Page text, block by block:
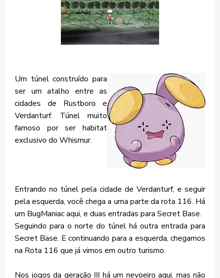
Um túnel construído para
ser um atalho entre as
cidades de Rustboro e
Verdanturf. Túnel muito
famoso por ser habitat
exclusivo do Whismur.
Entrando no túnel pela cidade de Verdanturf, e seguir
pela esquerda, você chega a uma parte da rota 116. Há
um BugManiac aqui, e duas entradas para Secret Base.
Seguindo para o norte do túnel há outra entrada para
Secret Base. E continuando para a esquerda, chegamos
na Rota 116 que já vimos em outro turismo.
Nos jogos da geração III há um nevoeiro aqui, mas não